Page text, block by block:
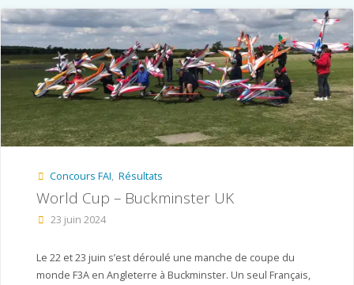
–
Pays-
Bas"
Concours FAI, Résultats
World Cup – Buckminster UK
23 juin 2024
Le 22 et 23 juin s’est déroulé une manche de coupe du
monde F3A en Angleterre à Buckminster. Un seul Français,